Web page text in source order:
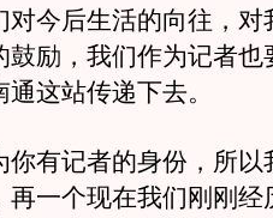
对今后生活的向往，对
鼓励，我们作为记者也
通这站传递下去。
有记者的身份，所以
再一个现在我们刚刚经